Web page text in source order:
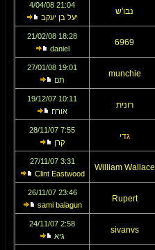
נבו'ש
21:04 4/04/08
יעל בן יעקב
6969
18:28 21/02/08
daniel
munchie
19:01 27/01/08
תם
רונית
10:11 19/12/07
אורח
גדי
7:55 28/11/07
קרן
William Wallace
3:31 27/11/07
Clint Eastwood
Rupert
23:46 26/11/07
sami balagun
sivanvs
2:58 24/11/07
גיא